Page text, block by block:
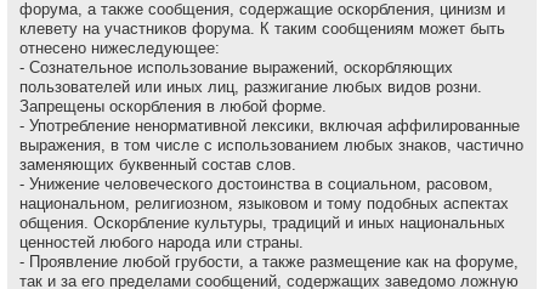
форума, а также сообщения, содержащие оскоpбления, цинизм и
клевету на участников форума. К таким сообщениям может быть
отнесено нижеследующее:
- Сознательное использование выражений, оскорбляющих
пользователей или иных лиц, разжигание любых видов розни.
Запрещены оскорбления в любой форме.
- Употребление ненормативной лексики, включая аффилированные
выражения, в том числе с использованием любых знаков, частично
заменяющих буквенный состав слов.
- Унижение человеческого достоинства в социальном, расовом,
национальном, религиозном, языковом и тому подобных аспектах
общения. Оскорбление культуры, традиций и иных национальных
ценностей любого народа или страны.
- Проявление любой грубости, а также размещение как на форуме,
так и за его пределами сообщений, содержащих заведомо ложнyю